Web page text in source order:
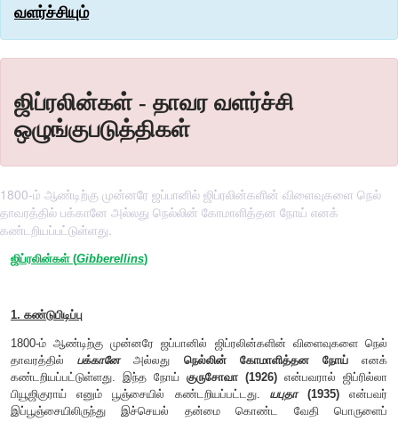
வளர்ச்சியும்
ஜிப்ரலின்கள் - தாவர வளர்ச்சி
ஒழுங்குபடுத்திகள்
1800-ம் ஆண்டிற்கு முன்னரே ஜப்பானில் ஜிப்ரலின்களின் விளைவுகளை நெல்
தாவரத்தில் பக்கானே அல்லது நெல்லின் கோமாளித்தன நோய் எனக்
கண்டறியப்பட்டுள்ளது.
ஜிப்ரலின்கள் (Gibberellins